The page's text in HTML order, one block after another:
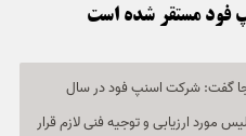
جهان
فود مستقر شده است
گفت: شرکت اسنپ فود در سال
مورد ارزیابی و توجیه فنی لازم قرار